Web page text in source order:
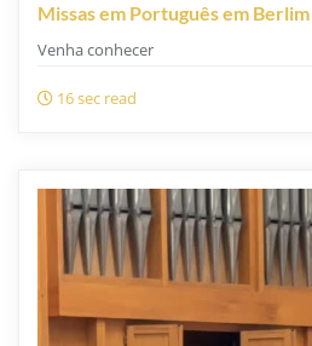
Missas em Português em Berlim
Venha conhecer
16 sec read